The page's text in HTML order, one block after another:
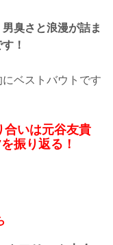
臭さと浪漫が詰ま
！
ベストバウトです
いは元谷友貴
振り返る！